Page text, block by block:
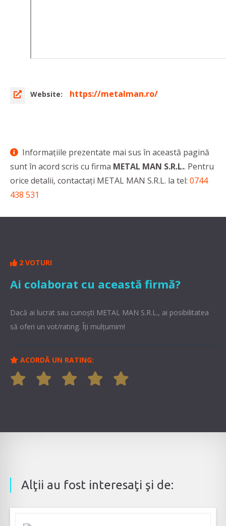
Website: https://metalman.ro/
Informaţiile prezentate mai sus în această pagină
sunt în acord scris cu firma METAL MAN S.R.L.. Pentru
orice detalii, contactaţi METAL MAN S.R.L. la tel: 0744
438 531
2 VOTURI
Ai colaborat cu această firmă?
Dacă ai lucrat sau cunoşti METAL MAN S.R.L., ai posibilitatea
să oferi un vot/rating. Îți mulțumim!
ACORDĂ UN RATING:
Alţii au fost interesaţi şi de: